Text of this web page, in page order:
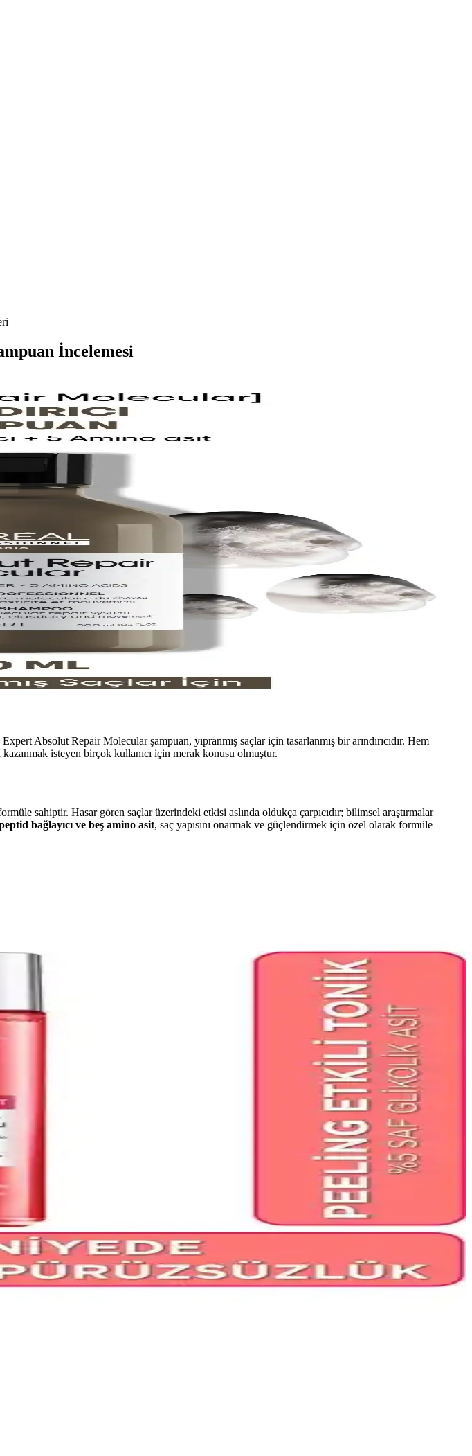
İncelemesi
Absolut Repair Molecular şampuan, yıpranmış saçlar için tasarlanmış bir arındırıcıdır. Hem
isteyen birçok kullanıcı için merak konusu olmuştur.
sahiptir. Hasar gören saçlar üzerindeki etkisi aslında oldukça çarpıcıdır; bilimsel araştırmalar
bağlayıcı ve beş amino asit, saç yapısını onarmak ve güçlendirmek için özel olarak formüle
Bakım
nem sağlayan etkili bir bakım ürünüdür. Kullanıcı memnuniyeti ile dikkat çekmektedir.
ve hacim sağlama etkileri ile dikkat çekiyor. İki ürün arasındaki farklar ve kullanıcı yorumları
ve Kullanım Rehberi
bir bakım ürünü. Kullanıcı yorumları ve önerilerle detaylı inceleme.
Saç İçin Mükemmel Çözüm
özelliği sayesinde saçı canlandırır ve parlaklık kazandırır.
ve kullanıcı yorumları nelerdir? Amaç, doğru tercihi yapmanıza yardımcı olmak.
beyaz saçlar için daha etkili olduğunu keşfedin. Detaylı analiz ve kullanıcı yorumları ile bilgi edinin.